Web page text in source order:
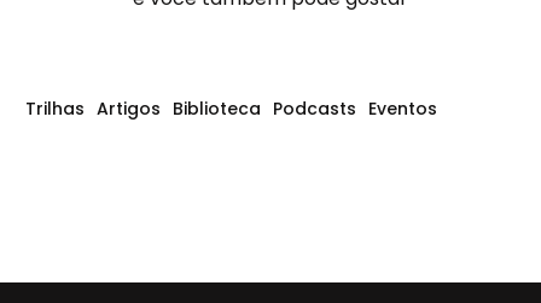
Trilhas Artigos Biblioteca Podcasts Eventos